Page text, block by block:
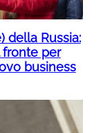
della Russia:
per
business